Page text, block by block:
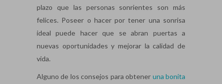
plazo que las personas sonrientes son más
felices. Poseer o hacer por tener una sonrisa
ideal puede hacer que se abran puertas a
nuevas oportunidades y mejorar la calidad de
vida.
Alguno de los consejos para obtener una bonita